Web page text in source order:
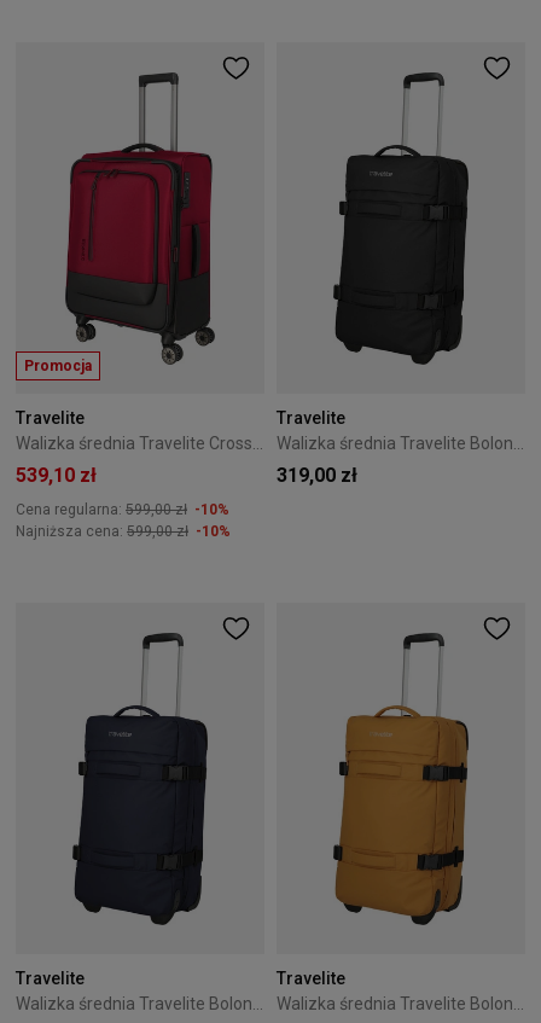
Promocja
Travelite
Walizka średnia Travelite CrossLite 5.0 4K 66 cm Czerwona
539,10 zł
Cena regularna: 599,00 zł -10%
Najniższa cena: 599,00 zł -10%
Travelite
Walizka średnia Travelite Bolonia 63 cm Black
319,00 zł
Travelite
Walizka średnia Travelite Bolonia 63 cm Navy
Travelite
Walizka średnia Travelite Bolonia 63 cm Orange